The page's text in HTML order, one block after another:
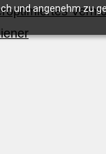
und angenehm zu